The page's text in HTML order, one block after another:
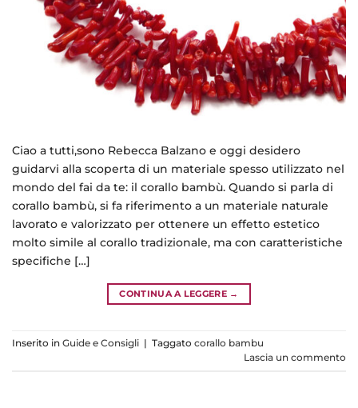
Ciao a tutti,sono Rebecca Balzano e oggi desidero
guidarvi alla scoperta di un materiale spesso utilizzato nel
mondo del fai da te: il corallo bambù. Quando si parla di
corallo bambù, si fa riferimento a un materiale naturale
lavorato e valorizzato per ottenere un effetto estetico
molto simile al corallo tradizionale, ma con caratteristiche
specifiche […]
CONTINUA A LEGGERE →
Inserito in Guide e Consigli | Taggato corallo bambu
Lascia un commento